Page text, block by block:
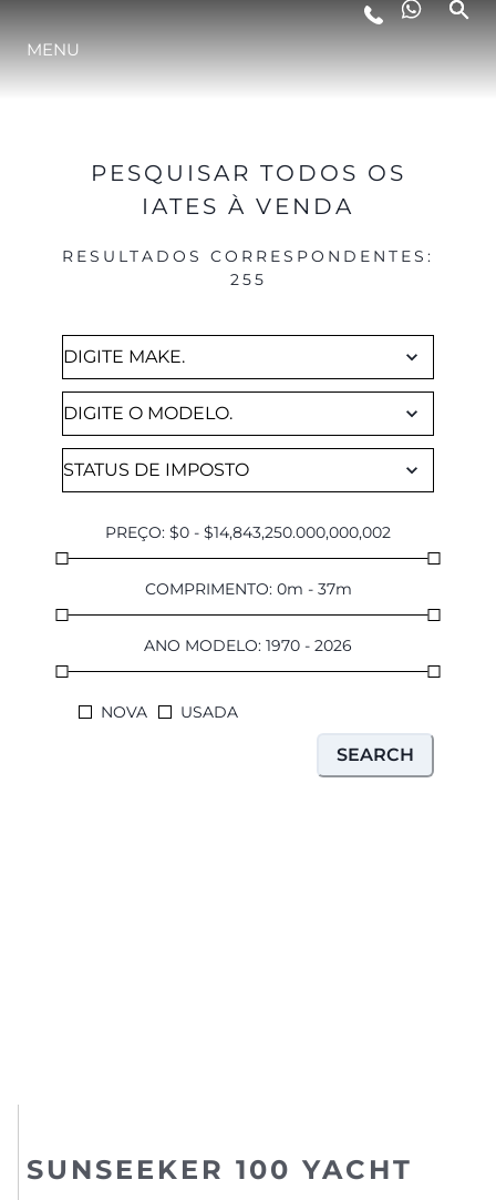
ESTILO DE VIDA
INOVAÇÃO
HERANÇA
VALUE YOUR BOAT
MENU
PESQUISAR TODOS OS
IATES À VENDA
RESULTADOS CORRESPONDENTES :
255
PREÇO: $0 - $14,843,250.000,000,002
COMPRIMENTO: 0m - 37m
ANO MODELO: 1970 - 2026
NOVA USADA
SEARCH
SUNSEEKER 100 YACHT